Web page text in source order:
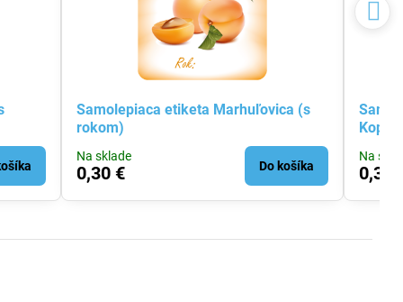
Samolepiaca etiketa Marhuľovica (s
rokom)
Na sklade
0,30 € Do košíka
Na
0,30